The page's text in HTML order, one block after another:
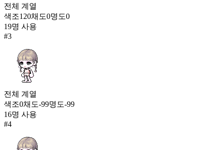
1,354
650
체크 포인트 러버
1,316
전체 계열
색조120채도0명도0
19명 사용
#3
전체 계열
색조0채도-99명도-99
16명 사용
#4